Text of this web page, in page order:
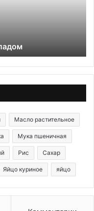
Масло растительное
Мука пшеничная
Рис Сахар
Яйцо куриное яйцо